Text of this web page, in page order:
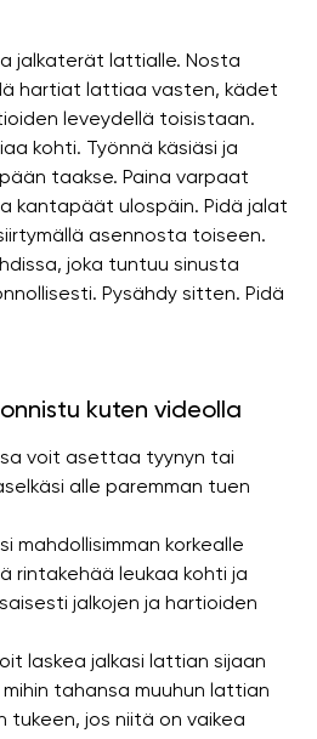
jalkaterät lattialle. Nosta
hartiat lattiaa vasten, kädet
leveydellä toisistaan.
kohti. Työnnä käsiäsi ja
taakse. Paina varpaat
kantapäät ulospäin. Pidä jalat
asennosta toiseen.
joka tuntuu sinusta
Pysähdy sitten. Pidä
kuten videolla
voit asettaa tyynyn tai
alle paremman tuen
mahdollisimman korkealle
rintakehää leukaa kohti ja
jalkojen ja hartioiden
laskea jalkasi lattian sijaan
tahansa muuhun lattian
tukeen, jos niitä on vaikea